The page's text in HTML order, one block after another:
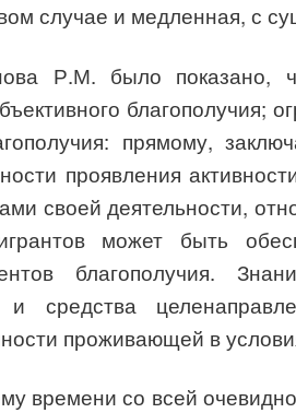
случае и медленная, с
Р.М. было показано,
благополучия;
прямому,
проявления
своей деятельности,
может быть
благополучия.
и средства
проживающей в
времени со всей